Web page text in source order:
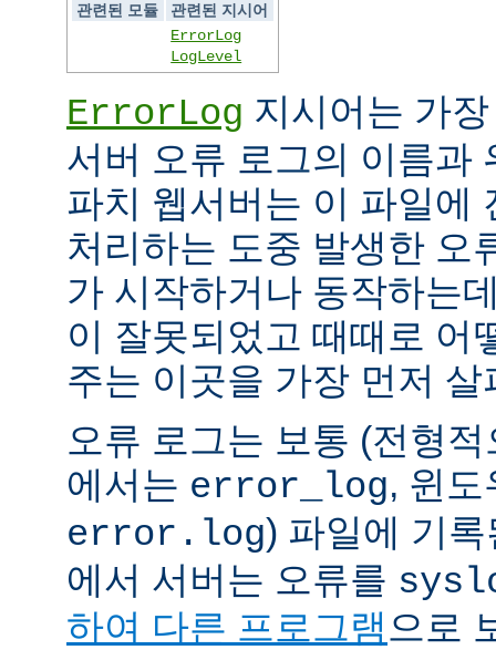
관련된 모듈
관련된 지시어
ErrorLog
LogLevel
ErrorLog 지시어는 가
서버 오류 로그의 이름과
파치 웹서버는 이 파일에
처리하는 도중 발생한 오
가 시작하거나 동작하는
이 잘못되었고 때때로 어
주는 이곳을 가장 먼저 살
오류 로그는 보통 (전형
에서는 error_log, 윈
error.log) 파일에 기
에서 서버는 오류를
하여 다른 프로그램으로